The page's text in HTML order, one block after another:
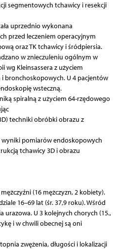
segmentowych tchawicy i resekcji
uprzednio wykonana
przed leczeniem operacyjnym
oraz TK tchawicy i śródpiersia.
w znieczuleniu ogólnym w
wg Kleinsassera z użyciem
bronchoskopowych. U 4 pacjentów
wsteczną.
spiralną z użyciem 64-rzędowego
techniki obróbki obrazu z
pomiarów endoskopowych
tchawicy 3D i obrazu
(16 mężczyzn, 2 kobiety).
16–69 lat (śr. 37,9 roku). Wśród
urazowa. U 3 kolejnych chorych (15.,
i w chwili obecnej są oni
zwężenia, długości i lokalizacji